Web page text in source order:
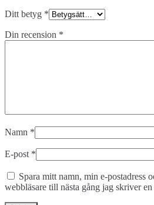
Ditt betyg *
Din recension *
Namn *
E-post *
Spara mitt namn, min e-postadress
webbläsare till nästa gång jag skriver